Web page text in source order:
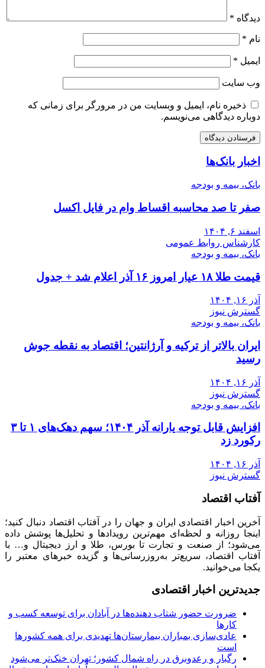
دیدگاه *
نام *
ایمیل *
وب‌ سایت
ذخیره نام، ایمیل و وبسایت من در مرورگر برای زمانی که
دوباره دیدگاهی می‌نویسم.
اخبار بانک‌ها
بانک، بیمه و بودجه
صفر تا صد محاسبه اقساط وام در فایل اکسل
اسفند ۶, ۱۴۰۴
کارشناس روابط عمومی
بانک، بیمه و بودجه
قیمت طلا ۱۸ عیار امروز ۱۶ آذر اعلام شد + جدول
آذر ۱۶, ۱۴۰۴
گسترش نیوز
بانک، بیمه و بودجه
ایران بالاتر از ترکیه و آرژانتین؛ اقتصاد به نقطه جوش
رسید
آذر ۱۶, ۱۴۰۴
گسترش نیوز
بانک، بیمه و بودجه
افزایش قابل توجه یارانه آذر ۱۴۰۴؛ سهم دهک‌های ۱ تا ۳
رکورد زد
آذر ۱۶, ۱۴۰۴
گسترش نیوز
آفتاب اقتصاد
آخرین اخبار اقتصادی ایران و جهان را در آفتاب اقتصاد دنبال کنید؛
اینجا روزانه و لحظه‌ای مهم‌ترین رویدادها و تحلیل‌ها پوشش داده
می‌شود؛ از صنعت و تجارت تا بورس، طلا و ارز دیجیتال و… با
آفتاب اقتصاد، سریع‌تر به‌روزرسانی‌ها و گزیده خبرهای معتبر را
یکجا می‌خوانید.
جدیدترین اخبار اقتصادی
ضرورت حضور شتاب ‌دهنده‌ها در آبادان برای توسعه کسب‌ و
کارها
عادی‌سازی بمباران بیمارستان‌ها تهدیدی برای همه کشورها
است
رگبار و رعدوبرق در راه شمال کشور؛ تهران خنک‌تر می‌شود